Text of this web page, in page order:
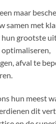
maar
samen met
grootste
optimaliseren,
afval te
hun meest
dit